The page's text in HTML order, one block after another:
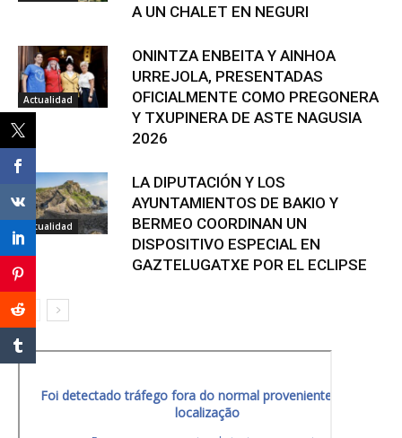
A UN CHALET EN NEGURI
Actualidad
ONINTZA ENBEITA Y AINHOA
URREJOLA, PRESENTADAS
OFICIALMENTE COMO PREGONERA
Y TXUPINERA DE ASTE NAGUSIA
2026
Actualidad
LA DIPUTACIÓN Y LOS
AYUNTAMIENTOS DE BAKIO Y
BERMEO COORDINAN UN
DISPOSITIVO ESPECIAL EN
GAZTELUGATXE POR EL ECLIPSE